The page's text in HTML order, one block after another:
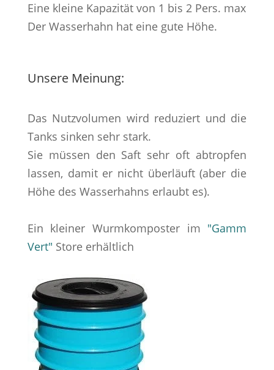
Eine kleine Kapazität von 1 bis 2 Pers. max
Der Wasserhahn hat eine gute Höhe.
Unsere Meinung:
Das Nutzvolumen wird reduziert und die
Tanks sinken sehr stark.
Sie müssen den Saft sehr oft abtropfen
lassen, damit er nicht überläuft (aber die
Höhe des Wasserhahns erlaubt es).
Ein kleiner Wurmkomposter im "Gamm
Vert" Store erhältlich